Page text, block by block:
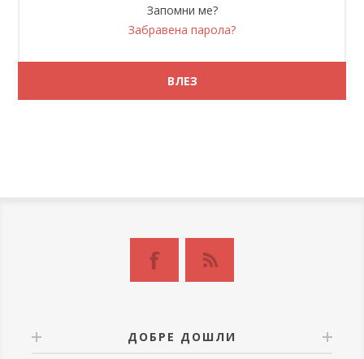
Запомни ме?
Забравена парола?
ДОБРЕ ДОШЛИ